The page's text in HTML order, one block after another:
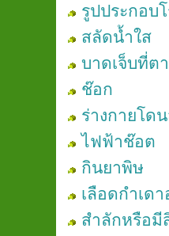
รูปประกอบ
สลัดน้ำใส
บาดเจ็บที่ตา
ช๊อก
ร่างกายโด
ไฟฟ้าช๊อต
กินยาพิษ
เลือดกำเด
สำลักหรือมี